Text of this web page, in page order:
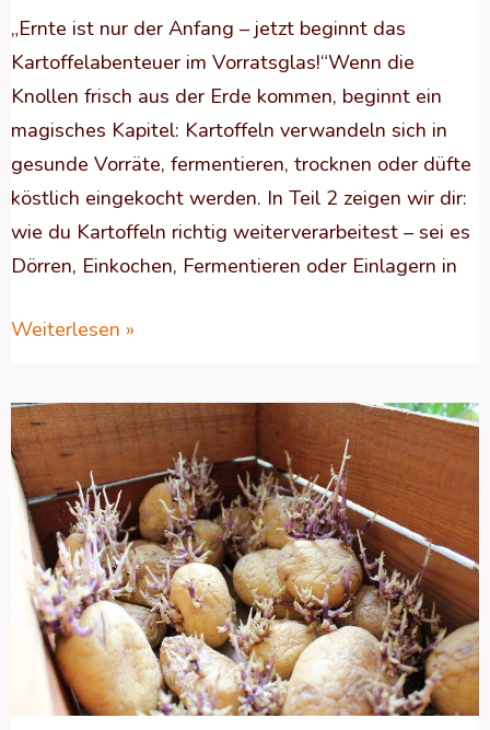
„Ernte ist nur der Anfang – jetzt beginnt das
Kartoffelabenteuer im Vorratsglas!“Wenn die
Knollen frisch aus der Erde kommen, beginnt ein
magisches Kapitel: Kartoffeln verwandeln sich in
gesunde Vorräte, fermentieren, trocknen oder düfte
köstlich eingekocht werden. In Teil 2 zeigen wir dir:
wie du Kartoffeln richtig weiterverarbeitest – sei es
Dörren, Einkochen, Fermentieren oder Einlagern in
Weiterlesen »
ALLES
ÜBER
DIE
KARTOFFEL!
Teil